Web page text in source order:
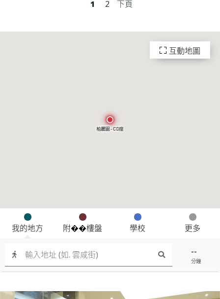
柏麗園 - CD座
--
分鐘
我的地方 附��樓盤 學校 更多
互動地圖
1 2 下頁